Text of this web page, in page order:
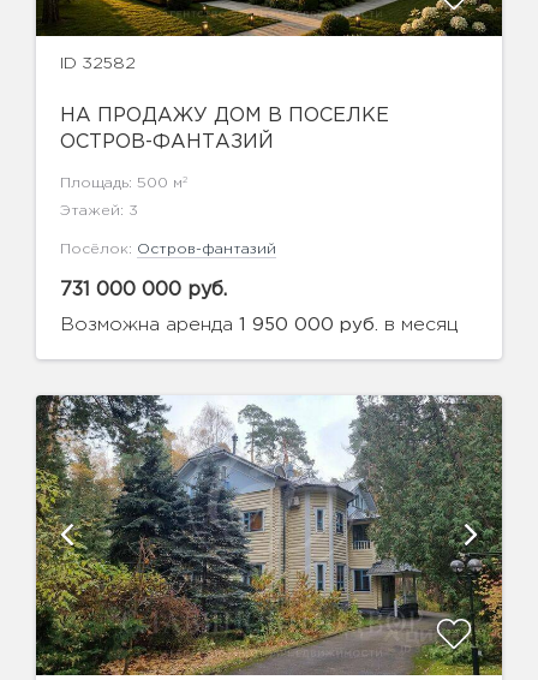
ID 32582
НА ПРОДАЖУ ДОМ В ПОСЕЛКЕ
ОСТРОВ-ФАНТАЗИЙ
Площадь: 500 м 2
Этажей: 3
Посёлок: Остров-фантазий
731 000 000 руб.
Возможна аренда 1 950 000 руб. в месяц